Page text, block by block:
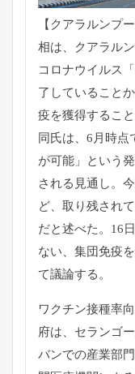
【クアラルンプ
相は、クアラル
コロナウイルス「
了していることか
疫を獲得するこ
同氏は、6月時
が可能」
という
される見通し。今
ど、 取り残され
だと述べた。 16
ない、 集団免疫
て議論する。
ワクチン接種率
府は、セランゴ
バンでの産業部